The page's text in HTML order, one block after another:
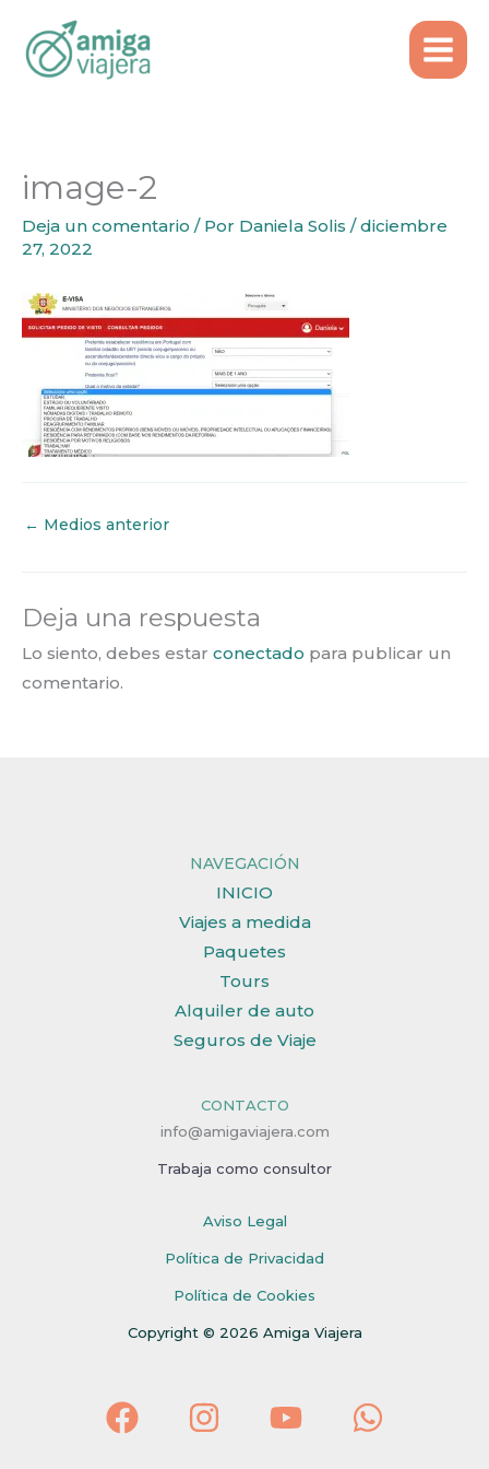
contenido
Visa de búsqueda de trabajo para Portugal
image-2
image-2
Deja un comentario / Por Daniela Solis /diciembre
27, 2022
← Medios anterior
Deja una respuesta
Lo siento, debes estar conectado para publicar un
comentario.
NAVEGACIÓN
INICIO
Viajes a medida
Paquetes
Tours
Alquiler de auto
Seguros de Viaje
CONTACTO
info@amigaviajera.com
Trabaja como consultor
Aviso Legal
Política de Privacidad
Política de Cookies
Copyright © 2026 Amiga Viajera